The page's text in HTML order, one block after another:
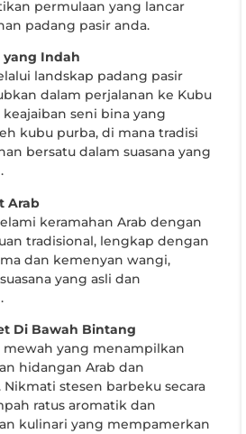
permulaan yang lancar
padang pasir anda.
yang Indah
landskap padang pasir
dalam perjalanan ke Kubu
keajaiban seni bina yang
kubu purba, di mana tradisi
bersatu dalam suasana yang
Arab
keramahan Arab dengan
tradisional, lengkap dengan
dan kemenyan wangi,
yang asli dan
Di Bawah Bintang
yang menampilkan
hidangan Arab dan
Nikmati stesen barbeku secara
ratus aromatik dan
kulinari yang mempamerkan